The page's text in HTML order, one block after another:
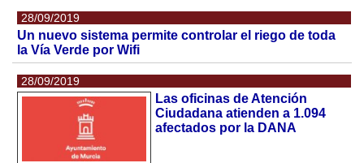
28/09/2019
Un nuevo sistema permite controlar el riego de toda
la Vía Verde por Wifi
28/09/2019
Las oficinas de Atención
Ciudadana atienden a 1.094
afectados por la DANA